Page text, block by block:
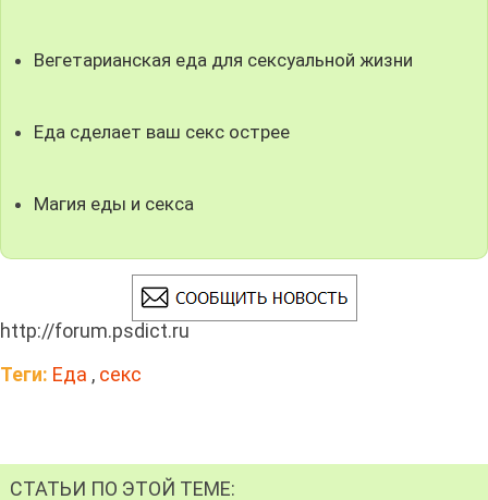
Вегетарианская еда для сексуальной жизни
Еда сделает ваш секс острее
Магия еды и секса
http://forum.psdict.ru
Теги: Еда , секс
СТАТЬИ ПО ЭТОЙ ТЕМЕ: